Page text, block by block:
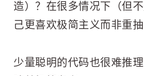
造）？在很多情况下（但
己更喜欢极简主义而非重抽
少量聪明的代码也很难推